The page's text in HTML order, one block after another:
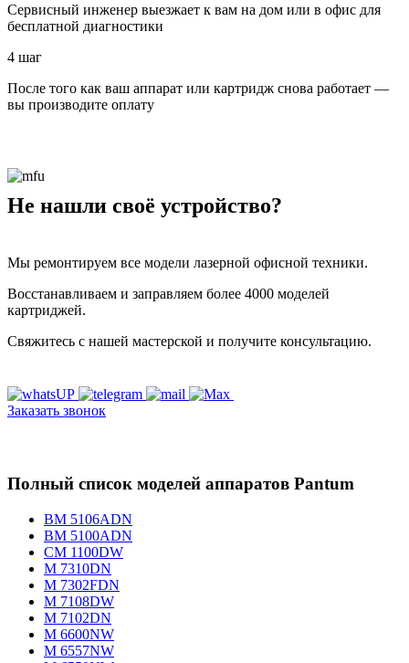
Сервисный инженер выезжает к вам на дом или в офис для
бесплатной диагностики
4 шаг
После того как ваш аппарат или картридж снова работает —
вы производите оплату
Не нашли своё устройство?
Мы ремонтируем все модели лазерной офисной техники.
Восстанавливаем и заправляем более 4000 моделей
картриджей.
Свяжитесь с нашей мастерской и получите консультацию.
Заказать звонок
Полный список моделей аппаратов Pantum
BM 5106ADN
BM 5100ADN
CM 1100DW
M 7310DN
M 7302FDN
M 7108DW
M 7102DN
M 6600NW
M 6557NW